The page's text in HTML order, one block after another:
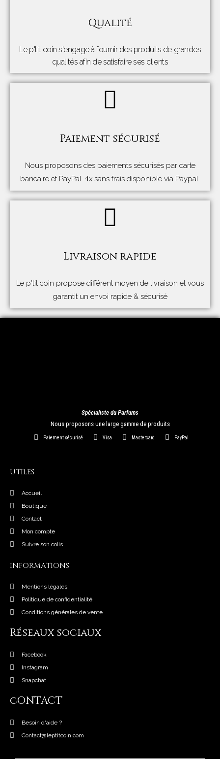
Qualité
Le p'tit coin s'engage à fournir des produits de grandes
qualités afin de satisfaire ses clients
Paiement sécurisé
Nous proposons des paiements sécurisés par carte
bancaire et PayPal. 4x sans frais disponible via Paypal.
Livraison rapide
Le p'tit coin propose différent moyen de livraison et vous
garantit un envoi rapide & sécurisé
Spécialiste du Parfums
Nous proposons une large gamme de produits
Paiement sécurisé Visa Mastercard PayPal
UTILES
Accueil
Boutique
Contact
Mon compte
Suivre son colis
INFORMATIONS
Mentions légales
Politique de confidentialité
Conditions générales de vente
Réseaux sociaux
Facebook
Instagram
Snapchat
cONTACT
Besoin d'aide ?
Contact@leptitcoin.com